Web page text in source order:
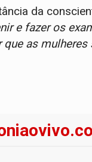
da
e fazer os
as mulheres